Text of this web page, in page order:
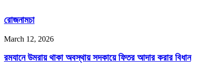
রোজনামচা
March 12, 2026
রমযানে উমরায় থাকা অবস্থায় সদকায়ে ফিতর আদার করার বিধান